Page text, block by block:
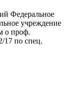
Федеральное
учреждение
о проф.
17 по спец.